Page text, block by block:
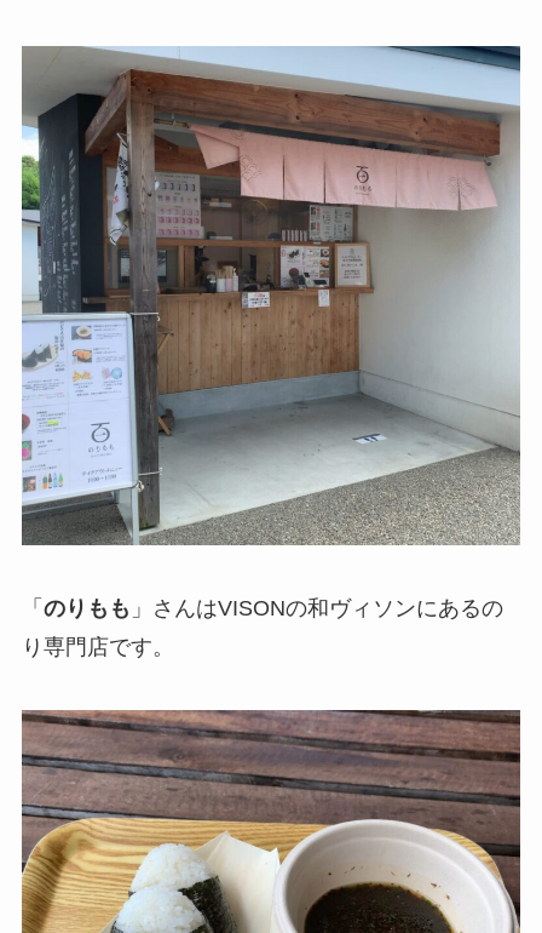
「 のりもも 」さんはVISONの和ヴィソンにあるの
り専門店です。